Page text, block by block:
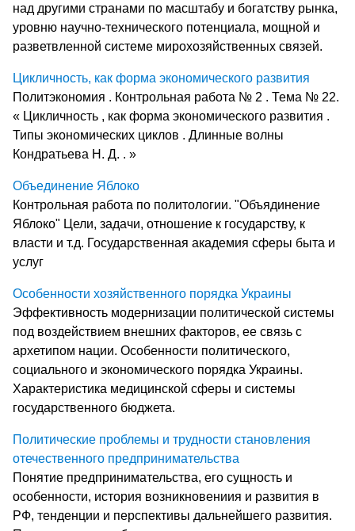
над другими странами по масштабу и богатству рынка,
уровню научно-технического потенциала, мощной и
разветвленной системе мирохозяйственных связей.
Цикличность, как форма экономического развития
Политэкономия . Контрольная работа № 2 . Тема № 22.
« Цикличность , как форма экономического развития .
Типы экономических циклов . Длинные волны
Кондратьева Н. Д. . »
Объединение Яблоко
Контрольная работа по политологии. "Объядинение
Яблоко" Цели, задачи, отношение к государству, к
власти и т.д. Государственная академия сферы быта и
услуг
Особенности хозяйственного порядка Украины
Эффективность модернизации политической системы
под воздействием внешних факторов, ее связь с
архетипом нации. Особенности политического,
социального и экономического порядка Украины.
Характеристика медицинской сферы и системы
государственного бюджета.
Политические проблемы и трудности становления
отечественного предпринимательства
Понятие предпринимательства, его сущность и
особенности, история возникновениия и развития в
РФ, тенденции и перспективы дальнейшего развития.